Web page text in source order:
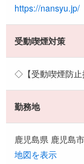
https://nansyu.jp/
受動喫煙対策
◇【受動喫煙防止
勤務地
鹿児島県 鹿児島
地図を表示